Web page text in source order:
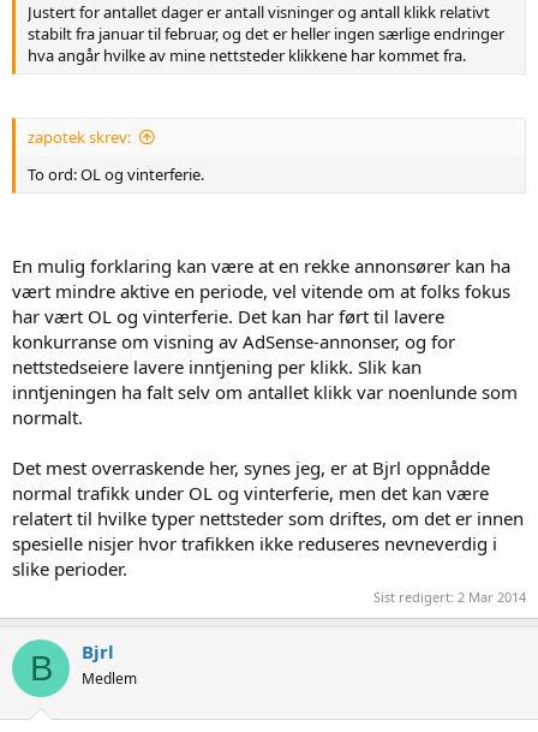
Justert for antallet dager er antall visninger og antall klikk relativt
stabilt fra januar til februar, og det er heller ingen særlige endringer
hva angår hvilke av mine nettsteder klikkene har kommet fra.
zapotek skrev:
To ord: OL og vinterferie.
En mulig forklaring kan være at en rekke annonsører kan ha
vært mindre aktive en periode, vel vitende om at folks fokus
har vært OL og vinterferie. Det kan har ført til lavere
konkurranse om visning av AdSense-annonser, og for
nettstedseiere lavere inntjening per klikk. Slik kan
inntjeningen ha falt selv om antallet klikk var noenlunde som
normalt.
Det mest overraskende her, synes jeg, er at Bjrl oppnådde
normal trafikk under OL og vinterferie, men det kan være
relatert til hvilke typer nettsteder som driftes, om det er innen
spesielle nisjer hvor trafikken ikke reduseres nevneverdig i
slike perioder.
Sist redigert: 2 Mar 2014
B Bjrl
Medlem